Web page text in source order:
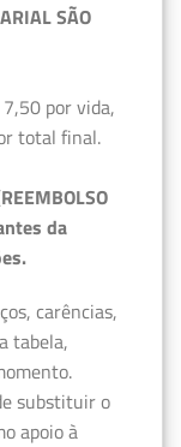
SÃO
por vida,
total final.
da
carências,
tabela,
substituir o
apoio à